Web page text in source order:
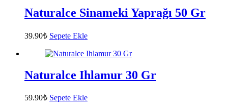
Naturalce Sinameki Yaprağı 50 Gr
39.90₺ Sepete Ekle
Naturalce Ihlamur 30 Gr
59.90₺ Sepete Ekle